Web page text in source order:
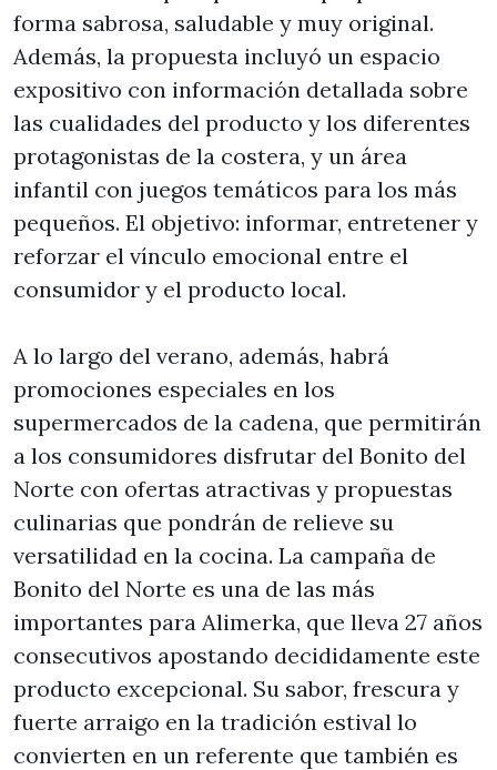
forma sabrosa, saludable y muy original.
Además, la propuesta incluyó un espacio
expositivo con información detallada sobre
las cualidades del producto y los diferentes
protagonistas de la costera, y un área
infantil con juegos temáticos para los más
pequeños. El objetivo: informar, entretener y
reforzar el vínculo emocional entre el
consumidor y el producto local.
A lo largo del verano, además, habrá
promociones especiales en los
supermercados de la cadena, que permitirán
a los consumidores disfrutar del Bonito del
Norte con ofertas atractivas y propuestas
culinarias que pondrán de relieve su
versatilidad en la cocina. La campaña de
Bonito del Norte es una de las más
importantes para Alimerka, que lleva 27 años
consecutivos apostando decididamente este
producto excepcional. Su sabor, frescura y
fuerte arraigo en la tradición estival lo
convierten en un referente que también es